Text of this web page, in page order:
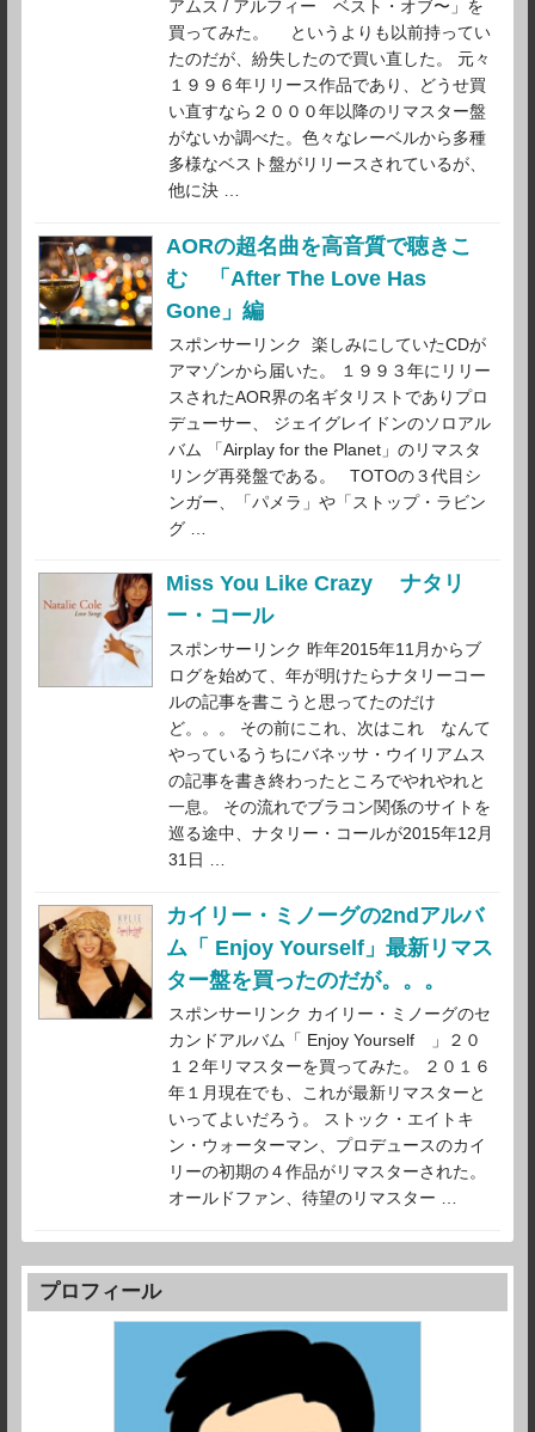
アムス / アルフィー ベスト・オブ〜」を
買ってみた。 というよりも以前持ってい
たのだが、紛失したので買い直した。 元々
１９９６年リリース作品であり、どうせ買
い直すなら２０００年以降のリマスター盤
がないか調べた。色々なレーベルから多種
多様なベスト盤がリリースされているが、
他に決 …
AORの超名曲を高音質で聴きこ
む 「After The Love Has
Gone」編
スポンサーリンク 楽しみにしていたCDが
アマゾンから届いた。 １９９３年にリリー
スされたAOR界の名ギタリストでありプロ
デューサー、 ジェイグレイドンのソロアル
バム 「Airplay for the Planet」のリマスタ
リング再発盤である。 TOTOの３代目シ
ンガー、「パメラ」や「ストップ・ラビン
グ …
Miss You Like Crazy ナタリ
ー・コール
スポンサーリンク 昨年2015年11月からブ
ログを始めて、年が明けたらナタリーコー
ルの記事を書こうと思ってたのだけ
ど。。。 その前にこれ、次はこれ なんて
やっているうちにバネッサ・ウイリアムス
の記事を書き終わったところでやれやれと
一息。 その流れでブラコン関係のサイトを
巡る途中、ナタリー・コールが2015年12月
31日 …
カイリー・ミノーグの2ndアルバ
ム「 Enjoy Yourself」最新リマス
ター盤を買ったのだが。。。
スポンサーリンク カイリー・ミノーグのセ
カンドアルバム「 Enjoy Yourself 」２０
１２年リマスターを買ってみた。 ２０１６
年１月現在でも、これが最新リマスターと
いってよいだろう。 ストック・エイトキ
ン・ウォーターマン、プロデュースのカイ
リーの初期の４作品がリマスターされた。
オールドファン、待望のリマスター …
プロフィール